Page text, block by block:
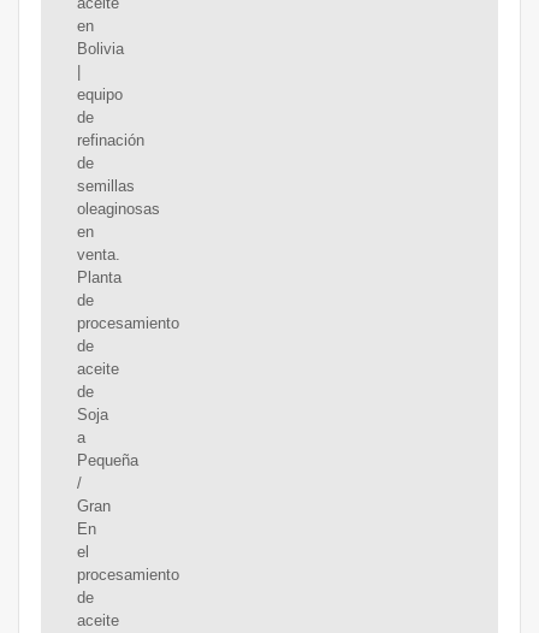
en
Bolivia
equipo
de
refinación
de
semillas
oleaginosas
en
venta.
Planta
de
procesamiento
de
aceite
de
Soja
a
Pequeña
/
Gran
En
el
procesamiento
de
aceite